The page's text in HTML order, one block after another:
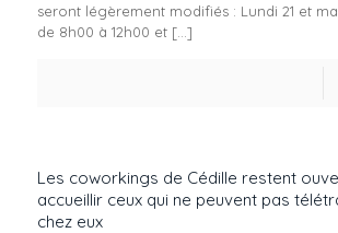
seront légèrement modifiés : Lundi 21 et
de 8h00 à 12h00 et[…]
Les coworkings de Cédille restent
accueillir ceux qui ne peuvent pas
chez eux